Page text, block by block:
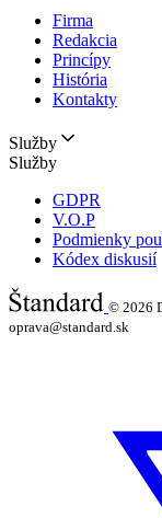
Firma
Redakcia
Princípy
História
Kontakty
Služby
Služby
GDPR
V.O.P
Podmienky
Kódex diskusií
© 2026
oprava@standard.sk